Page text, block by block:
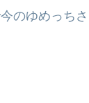
のゆめっちさ